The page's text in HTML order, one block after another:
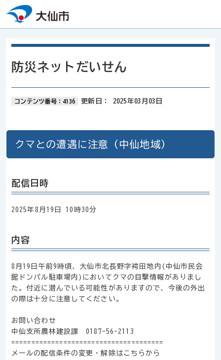
本文へスキップ
防災ネットだいせん
コンテンツ番号：4136 更新日： 2025年03月03日
クマとの遭遇に注意（中仙地域）
配信日時
2025年8月19日 10時30分
内容
8月19日午前9時頃、大仙市北長野字袴田地内(中仙市民会
館ドンパル駐車場内)においてクマの目撃情報がありまし
た。付近に潜んでいる可能性がありますので、今後の外出
の際は十分に注意してください。
お問い合わせ
中仙支所農林建設課 0187-56-2113
======================================
メールの配信条件の変更・解除はこちらから